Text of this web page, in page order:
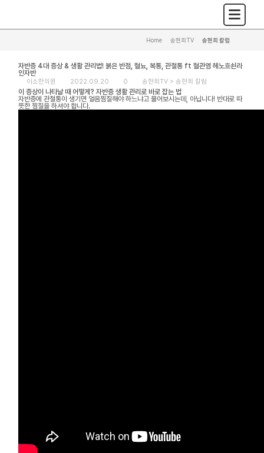
Home 송현희TV 송현희 칼럼
자반증 4대 증상 & 생활 관리법! 붉은 반점, 혈뇨, 복통, 관절통 ft 혈관염 헤노흐쇤라
인자반
이소한의원 2022.09.20 0 송현희TV >송현희 칼럼
이 증상이 나타날 때 어떻게? 자반증 생활 관리로 바로 잡는 법
자반증에 관절통이 생기면 얼음찜질해야 하느냐고 물어보시는데, 아닙니다! 반대로 따
뜻한 찜질을 하셔야 합니다.